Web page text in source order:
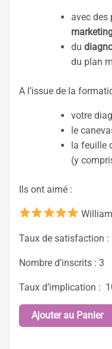
avec des
du
du plan
A l’issue de la
votre
le
la feuille
(y
Ils ont aimé :
Taux de satisfaction :
Nombre d’inscrits : 3
Taux d’implication :
quantité
de
Ajouter au Panier